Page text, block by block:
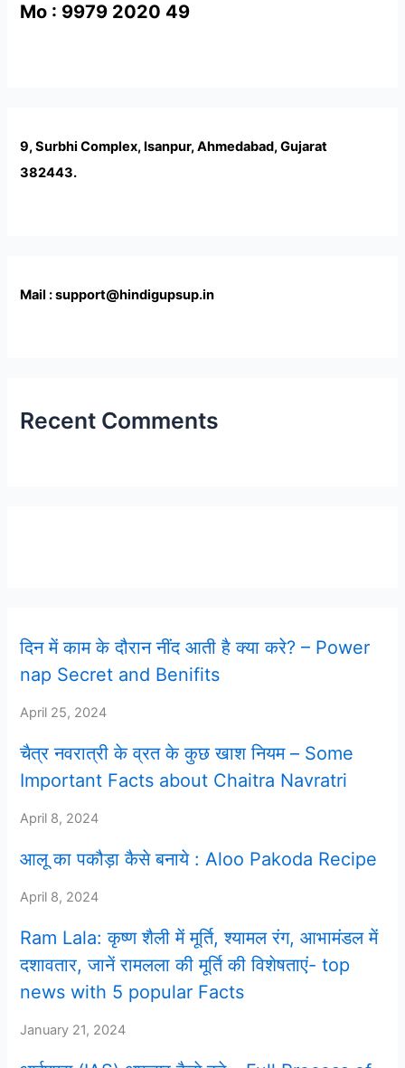
Mo : 9979 2020 49
9, Surbhi Complex, Isanpur, Ahmedabad, Gujarat
382443.
Mail : support@hindigupsup.in
Recent Comments
दिन में काम के दौरान नींद आती है क्या करे? – Power
nap Secret and Benifits
April 25, 2024
चैत्र नवरात्री के व्रत के कुछ खाश नियम – Some
Important Facts about Chaitra Navratri
April 8, 2024
आलू का पकौड़ा कैसे बनाये : Aloo Pakoda Recipe
April 8, 2024
Ram Lala: कृष्ण शैली में मूर्ति, श्यामल रंग, आभामंडल में
दशावतार, जानें रामलला की मूर्ति की विशेषताएं- top
news with 5 popular Facts
January 21, 2024